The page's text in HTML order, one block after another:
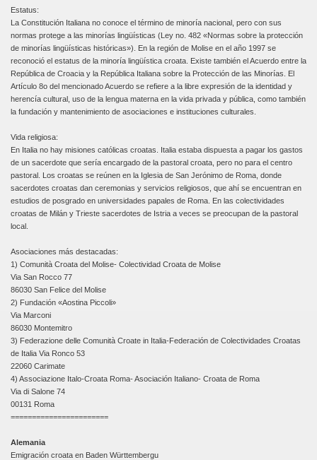
Estatus:
La Constitución Italiana no conoce el término de minoría nacional, pero con sus
normas protege a las minorías lingüísticas (Ley no. 482 «Normas sobre la protección
de minorías lingüísticas históricas»). En la región de Molise en el año 1997 se
reconoció el estatus de la minoría lingüística croata. Existe también el Acuerdo entre la
República de Croacia y la República Italiana sobre la Protección de las Minorías. El
Artículo 8o del mencionado Acuerdo se refiere a la libre expresión de la identidad y
herencía cultural, uso de la lengua materna en la vida privada y pública, como también
la fundación y mantenimiento de asociaciones e instituciones culturales.
Vida religiosa:
En Italia no hay misiones católicas croatas. Italia estaba dispuesta a pagar los gastos
de un sacerdote que sería encargado de la pastoral croata, pero no para el centro
pastoral. Los croatas se reúnen en la Iglesia de San Jerónimo de Roma, donde
sacerdotes croatas dan ceremonias y servicios religiosos, que ahí se encuentran en
estudios de posgrado en universidades papales de Roma. En las colectividades
croatas de Milán y Trieste sacerdotes de Istria a veces se preocupan de la pastoral
local.
Asociaciones más destacadas:
1) Comunità Croata del Molise- Colectividad Croata de Molise
Via San Rocco 77
86030 San Felice del Molise
2) Fundación «Aostina Piccoli»
Via Marconi
86030 Montemitro
3) Federazione delle Comunità Croate in Italia-Federación de Colectividades Croatas
de Italia Via Ronco 53
22060 Carimate
4) Associazione Italo-Croata Roma- Asociación Italiano- Croata de Roma
Via di Salone 74
00131 Roma
=======================
Alemania
Emigración croata en Baden Württembergu